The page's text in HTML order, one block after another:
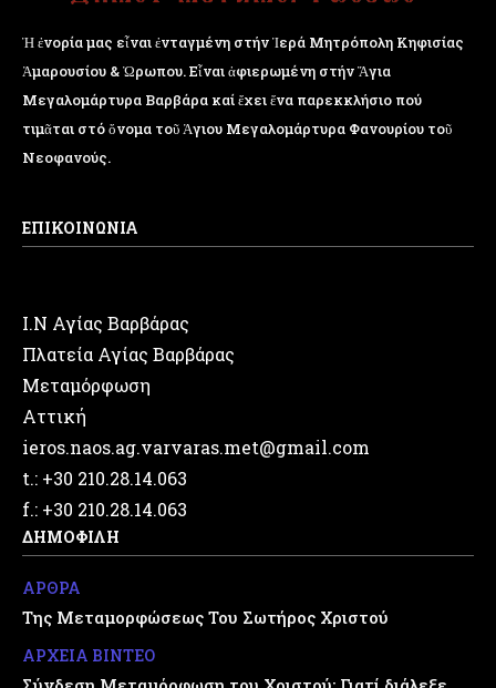
Ἡ ἐνορία μας εἶναι ἐνταγμένη στήν Ἱερά Μητρόπολη Κηφισίας
Ἁμαρουσίου & Ὠρωπου. Εἶναι ἀφιερωμένη στήν Ἅγια
Μεγαλομάρτυρα Βαρβάρα καί ἔχει ἕνα παρεκκλήσιο πού
τιμᾶται στό ὄνομα τοῦ Ἁγιου Μεγαλομάρτυρα Φανουρίου τοῦ
Νεοφανούς.
ΕΠΙΚΟΙΝΩΝΙΑ
Ι.Ν Αγίας Βαρβάρας
Πλατεία Αγίας Βαρβάρας
Μεταμόρφωση
Αττική
ieros.naos.ag.varvaras.met@gmail.com
t.: +30 210.28.14.063
f.: +30 210.28.14.063
ΔΗΜΟΦΙΛΗ
ΑΡΘΡΑ
Της Μεταμορφώσεως Του Σωτήρος Χριστού
ΑΡΧΕΙΑ ΒΙΝΤΕΟ